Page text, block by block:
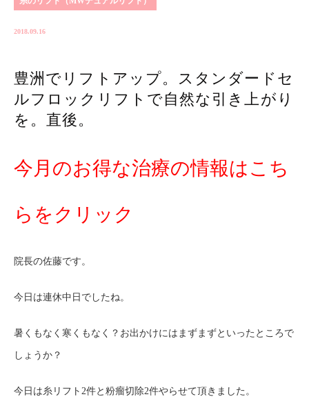
2018.09.16
豊洲でリフトアップ。スタンダードセ
ルフロックリフトで自然な引き上がり
を。直後。
今月のお得な治療の情報はこち
らをクリック
院長の佐藤です。
今日は連休中日でしたね。
暑くもなく寒くもなく？お出かけにはまずまずといったところで
しょうか？
今日は糸リフト2件と粉瘤切除2件やらせて頂きました。